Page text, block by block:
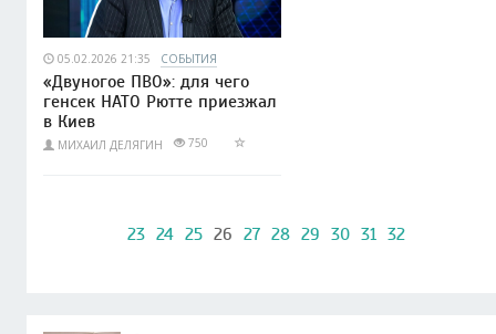
05.02.2026 21:35 СОБЫТИЯ
«Двуногое ПВО»: для чего
генсек НАТО Рютте приезжал
в Киев
МИХАИЛ ДЕЛЯГИН 750
23 24 25 26 27 28 29 30 31 32